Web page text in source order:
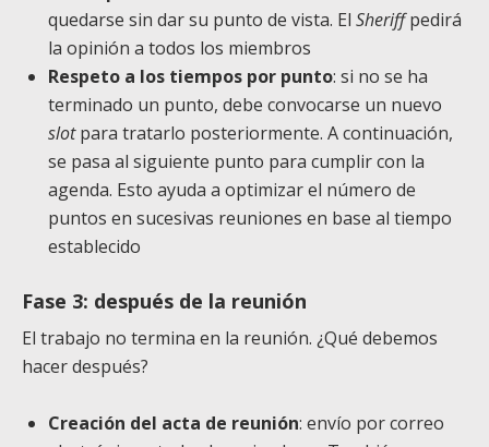
quedarse sin dar su punto de vista. El Sheriffpedirá
la opinión a todos los miembros
Respeto a los tiempos por punto: si no se ha
terminado un punto, debe convocarse un nuevo
slotpara tratarlo posteriormente. A continuación,
se pasa al siguiente punto para cumplir con la
agenda. Esto ayuda a optimizar el número de
puntos en sucesivas reuniones en base al tiempo
establecido
Fase 3: después de la reunión
El trabajo no termina en la reunión. ¿Qué debemos
hacer después?
Creación del acta de reunión: envío por correo